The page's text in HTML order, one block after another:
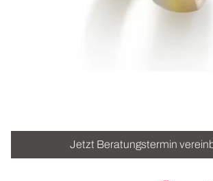
ACCESSOIRES
Jetzt Beratungstermin